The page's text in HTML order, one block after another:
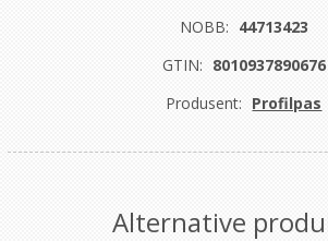
NOBB: 44713423
GTIN: 8010937890676
Produsent: Profilpas
Alternative